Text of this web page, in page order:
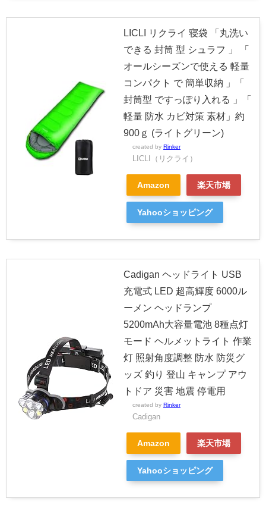
LICLI リクライ 寝袋 「丸洗い
できる 封筒 型 シュラフ 」 「
オールシーズンで使える 軽量
コンパクト で 簡単収納 」「
封筒型 ですっぽり入れる 」「
軽量 防水 カビ対策 素材」約
900ｇ (ライトグリーン)
created by Rinker
LICLI（リクライ）
Amazon 楽天市場
Yahooショッピング
Cadigan ヘッドライト USB
充電式 LED 超高輝度 6000ル
ーメン ヘッドランプ
5200mAh大容量電池 8種点灯
モード ヘルメットライト 作業
灯 照射角度調整 防水 防災グ
ッズ 釣り 登山 キャンプ アウ
トドア 災害 地震 停電用
created by Rinker
Cadigan
Amazon 楽天市場
Yahooショッピング